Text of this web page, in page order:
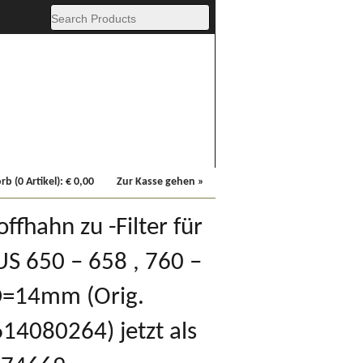
Zur Kasse gehen »
(0 Artikel): € 0,00
zu -Filter für
650 – 658 , 760 –
(Orig.
jetzt als